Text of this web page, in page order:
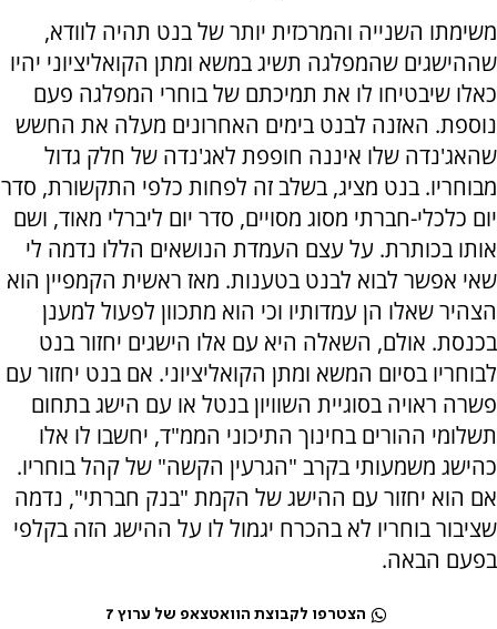
משימתו השנייה והמרכזית יותר של בנט תהיה לוודא,
שההישגים שהמפלגה תשיג במשא ומתן הקואליציוני יהיו
כאלו שיבטיחו לו את תמיכתם של בוחרי המפלגה פעם
נוספת. האזנה לבנט בימים האחרונים מעלה את החשש
שהאג'נדה שלו איננה חופפת לאג'נדה של חלק גדול
מבוחריו. בנט מציג, בשלב זה לפחות כלפי התקשורת, סדר
יום כלכלי-חברתי מסוג מסויים, סדר יום ליברלי מאוד, ושם
אותו בכותרת. על עצם העמדת הנושאים הללו נדמה לי
שאי אפשר לבוא לבנט בטענות. מאז ראשית הקמפיין הוא
הצהיר שאלו הן עמדותיו וכי הוא מתכוון לפעול למענן
בכנסת. אולם, השאלה היא עם אלו הישגים יחזור בנט
לבוחריו בסיום המשא ומתן הקואליציוני. אם בנט יחזור עם
פשרה ראויה בסוגיית השוויון בנטל או עם הישג בתחום
תשלומי ההורים בחינוך התיכוני הממ"ד, יחשבו לו אלו
כהישג משמעותי בקרב "הגרעין הקשה" של קהל בוחריו.
אם הוא יחזור עם ההישג של הקמת "בנק חברתי", נדמה
שציבור בוחריו לא בהכרח יגמול לו על ההישג הזה בקלפי
בפעם הבאה.
הצטרפו לקבוצת הוואטצאפ של ערוץ 7